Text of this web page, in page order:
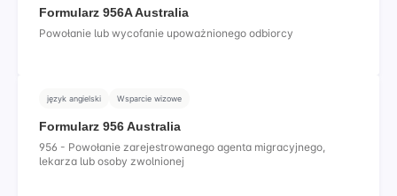
Formularz 956A Australia
Powołanie lub wycofanie upoważnionego odbiorcy
język angielski Wsparcie wizowe
Formularz 956 Australia
956 - Powołanie zarejestrowanego agenta migracyjnego,
lekarza lub osoby zwolnionej